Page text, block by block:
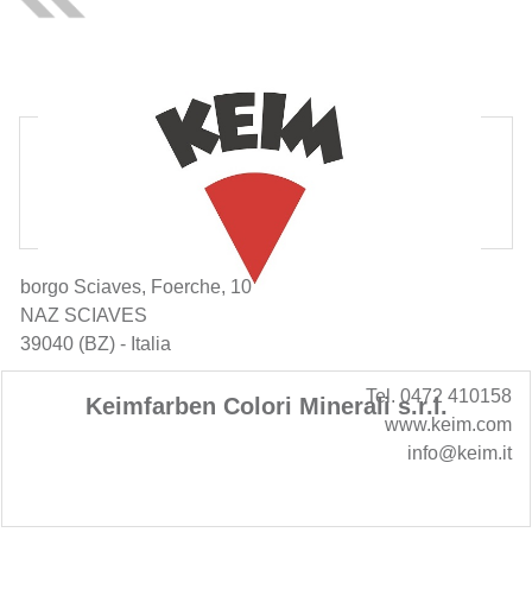
Keimfarben Colori Minerali s.r.l.
borgo Sciaves, Foerche, 10
NAZ SCIAVES
39040 (BZ) - Italia
Tel. 0472 410158
www.keim.com
info@keim.it